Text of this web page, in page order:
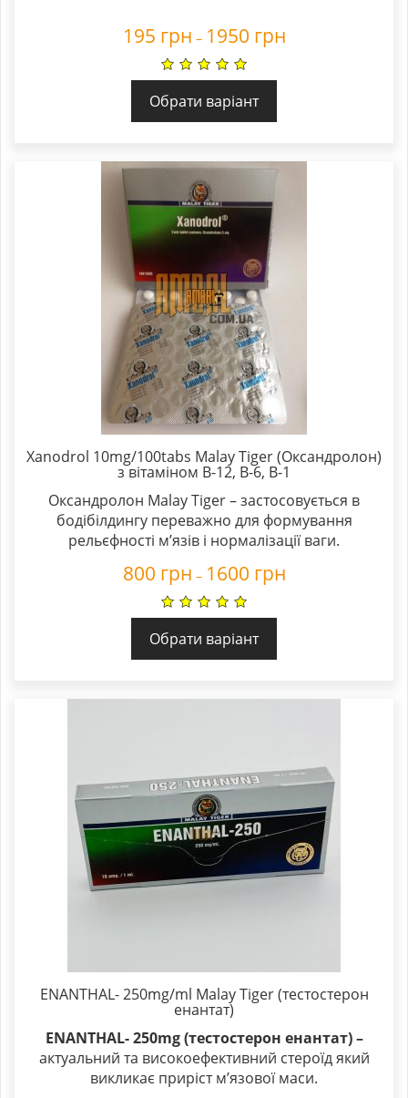
195 грн – 1950 грн
Обрати варіант
Xanodrol 10mg/100tabs Malay Tiger (Оксандролон)
з вітаміном В-12, В-6, В-1
Оксандролон Malay Tiger – застосовується в
бодібілдингу переважно для формування
рельєфності м’язів і нормалізації ваги.
800 грн – 1600 грн
Обрати варіант
ENANTHAL- 250mg/ml Malay Tiger (тестостерон
енантат)
ENANTHAL- 250mg (тестостерон енантат) –
актуальний та високоефективний стероїд який
викликає приріст м’язової маси.